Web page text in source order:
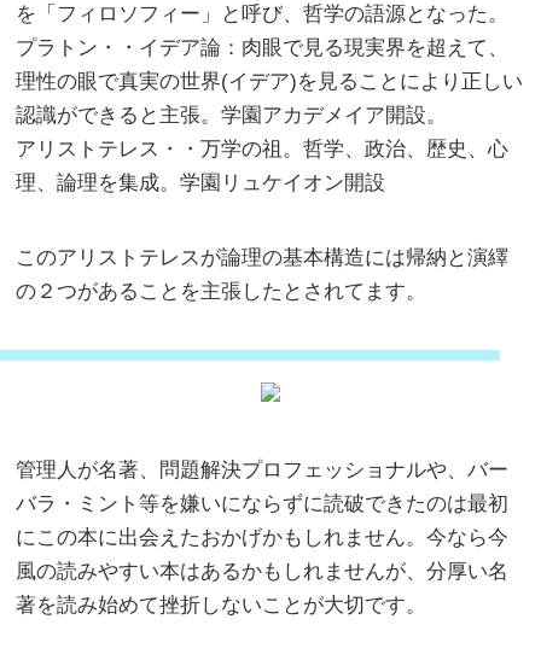
を「フィロソフィー」と呼び、哲学の語源となった。
プラトン・・イデア論：肉眼で見る現実界を超えて、
理性の眼で真実の世界(イデア)を見ることにより正しい
認識ができると主張。学園アカデメイア開設。
アリストテレス・・万学の祖。哲学、政治、歴史、心
理、論理を集成。学園リュケイオン開設
このアリストテレスが論理の基本構造には帰納と演繹
の２つがあることを主張したとされてます。
管理人が名著、問題解決プロフェッショナルや、バー
バラ・ミント等を嫌いにならずに読破できたのは最初
にこの本に出会えたおかげかもしれません。今なら今
風の読みやすい本はあるかもしれませんが、分厚い名
著を読み始めて挫折しないことが大切です。